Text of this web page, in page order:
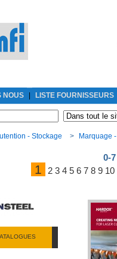
NOUS LISTE FOURNISSEURS
- Stockage > Marquage
0-
1 2 3 4 5 6 7 8 9 10